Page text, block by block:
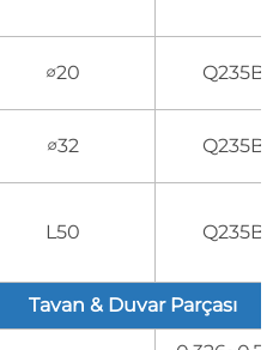
∅20 Q235B
∅32 Q235B
L50 Q235B
Tavan & Duvar Parçası